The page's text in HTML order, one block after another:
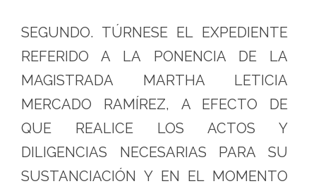
SEGUNDO. TÚRNESE EL EXPEDIENTE
REFERIDO A LA PONENCIA DE LA
MAGISTRADA MARTHA LETICIA
MERCADO RAMÍREZ, A EFECTO DE
QUE REALICE LOS ACTOS Y
DILIGENCIAS NECESARIAS PARA SU
SUSTANCIACIÓN Y EN EL MOMENTO